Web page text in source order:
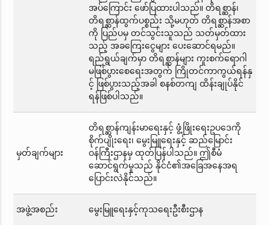
အပ်ကြောင်း ဖော်ပြထားပါသည်။ တိရစ္ဆာန်၊
တိရစ္ဆာန်ထွက်ပစ္စည်း သို့မဟုတ် တိရစ္ဆာန်အစာ
ကို ပြည်ပမှ တင်သွင်းသူသည် သတ်မှတ်ထား
သည့် အခကြေးငွေများ ပေးဆောင်ရမည်။
ရည်ရွယ်ချက်မှာ တိရစ္ဆာန်များ ကူးစက်ရောဂါ
မဖြစ်ပွားစေရေးအတွက် ကြိုတင်ကာကွယ်ရန်နှ
င့် ဖြစ်ပွားသည့်အခါ စနစ်တကျ ထိန်းချုပ်နိုင်
ရန်ဖြစ်ပါသည်။
မှတ်ချက်များ
တိရစ္ဆာန်ကျန်းမာရေးနှင့် ဖွံ့ဖြိုးရေးဥပဒေကို
စိုက်ပျိုးရေး၊ မွေးမြူရေးနှင့် ဆည်မြောင်း
ဝန်ကြီးဌာနမှ ထုတ်ပြန်ပါသည်။ ဤစီမံ
ဆောင်ရွက်မှုသည် နိုင်ငံ၏အခြေအနေအရ
ပြောင်းလဲနိုင်သည်။
အဖွဲ့အစည်း မွေးမြူရေးနှင့်ကုသရေးဦးစီးဌာန